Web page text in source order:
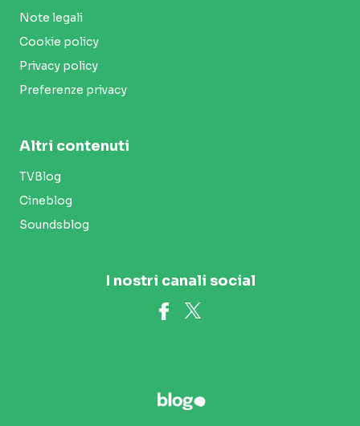
Note legali
Cookie policy
Privacy policy
Preferenze privacy
Altri contenuti
TVBlog
Cineblog
Soundsblog
I nostri canali social